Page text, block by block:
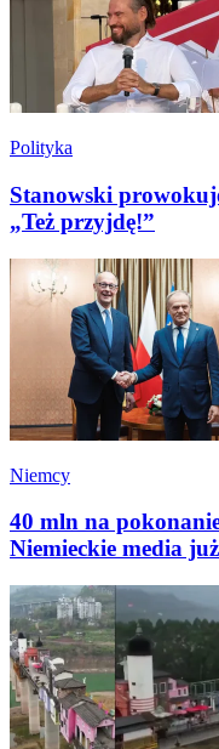
Polityka
Stanowski
„Też przyjdę!”
Niemcy
40 mln na
Niemieckie media